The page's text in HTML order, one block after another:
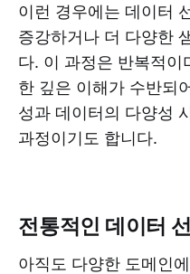
이런 경우에는 데이터
증강하거나 더 다양한
다. 이 과정은 반복적이
한 깊은 이해가 수반되
성과 데이터의 다양성
과정이기도 합니다.
전통적인 데이터
아직도 다양한 도메인